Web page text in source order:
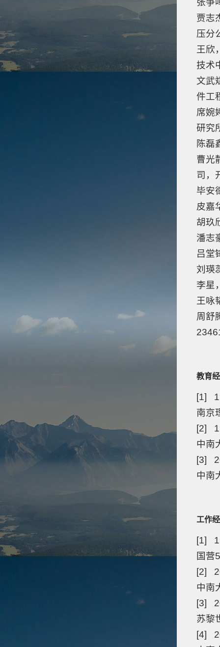
张争
贾志
压分
王欣
技术
文武
件工
席婉
研究
陈磊
曹光
司，
毕安
皮嘉
胡玖
潘志
吕堂
刘瑛
李星
王咏
周舒
教育
[1]
南京
[2]
中南
[3]
中南
工作
[1]
国
[2]
中南
[3]
苏黎
[4]